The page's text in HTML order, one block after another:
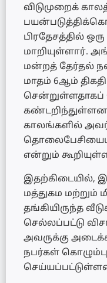
விடுமுறைக்
பிரதேசத்தில்
மாறியுள்ளார்.
மன்றத் தேர்தல்
மாதம் 6ஆம்
காலங்களில்
என்றும்
இதற்கிடையில்,
மத்துகம மற்றும்
தங்கியிருந்த
செல்லப்பட்டு
அவருக்கு
நபர்கள்